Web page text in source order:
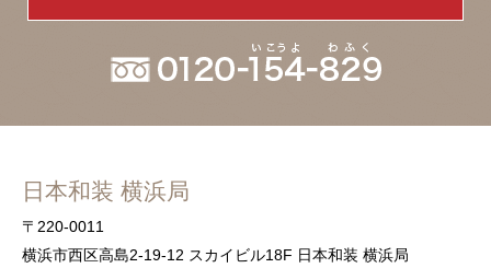
日本和装 横浜局
〒220-0011
横浜市西区高島2-19-12 スカイビル18F 日本和装 横浜局